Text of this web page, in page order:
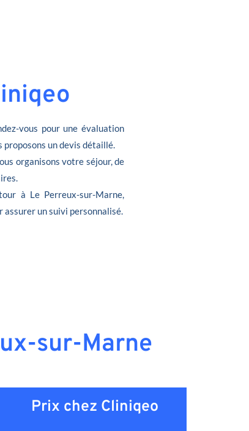
vous pour une évaluation
un devis détaillé.
organisons votre séjour, de
à Le Perreux-sur-Marne,
un suivi personnalisé.
sur-Marne
Prix chez Cliniqeo